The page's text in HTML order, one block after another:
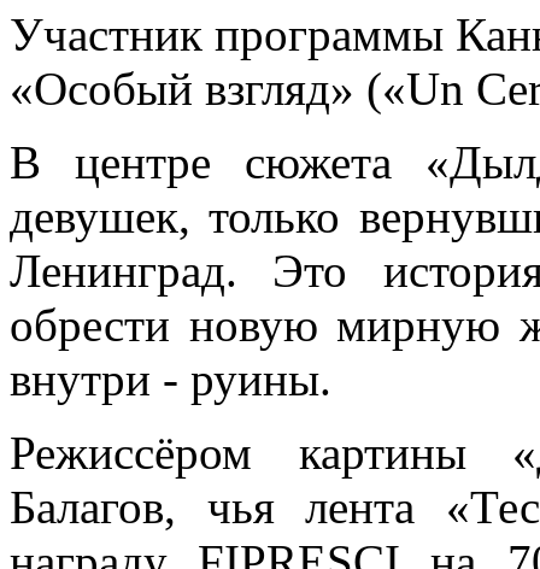
Участник программы
«Особый взгляд» («Un
В центре сюжета
девушек, только
Ленинград. Это
обрести новую мирную
внутри - руины.
Режиссёром картины
Балагов, чья лента